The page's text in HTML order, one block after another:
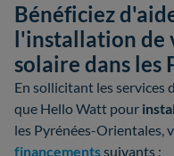
Bénéficiez
l'installation de
solaire dans les
En sollicitant les services
que Hello Watt pour
les Pyrénées-Orientales,
financementssuivants :